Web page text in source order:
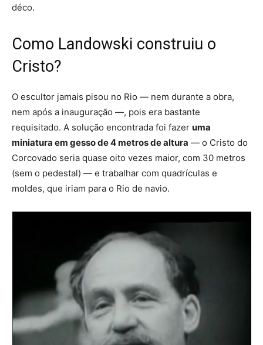
déco.
Como Landowski construiu o
Cristo?
O escultor jamais pisou no Rio — nem durante a obra,
nem após a inauguração —, pois era bastante
requisitado. A solução encontrada foi fazer uma
miniatura em gesso de 4 metros de altura — o Cristo do
Corcovado seria quase oito vezes maior, com 30 metros
(sem o pedestal) — e trabalhar com quadrículas e
moldes, que iriam para o Rio de navio.